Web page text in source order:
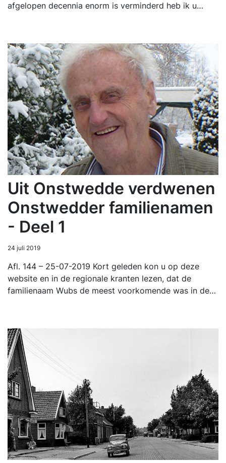
afgelopen decennia enorm is verminderd heb ik u…
Uit Onstwedde verdwenen
Onstwedder familienamen
- Deel 1
24 juli 2019
Afl. 144 – 25-07-2019 Kort geleden kon u op deze
website en in de regionale kranten lezen, dat de
familienaam Wubs de meest voorkomende was in de…